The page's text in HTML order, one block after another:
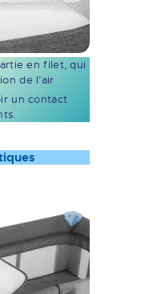
en filet, qui
de l’air
un contact